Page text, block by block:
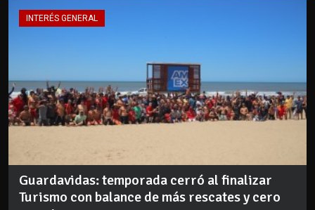
INTERÉS GENERAL
Guardavidas: temporada cerró al finalizar
Turismo con balance de más rescates y cero